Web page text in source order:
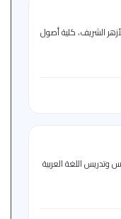
الشريف، كلية أصول
اللغة العربية